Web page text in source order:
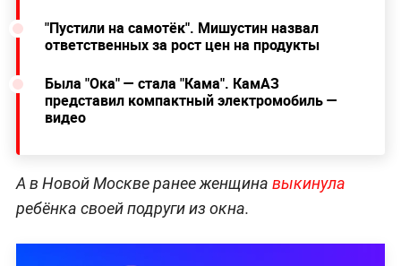
"Пустили на самотёк". Мишустин назвал
ответственных за рост цен на продукты
Была "Ока" — стала "Кама". КамАЗ
представил компактный электромобиль —
видео
А в Новой Москве ранее женщина выкинула
ребёнка своей подруги из окна.